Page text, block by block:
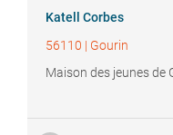
Katell Corbes
56110 | Gourin
Maison des jeunes de